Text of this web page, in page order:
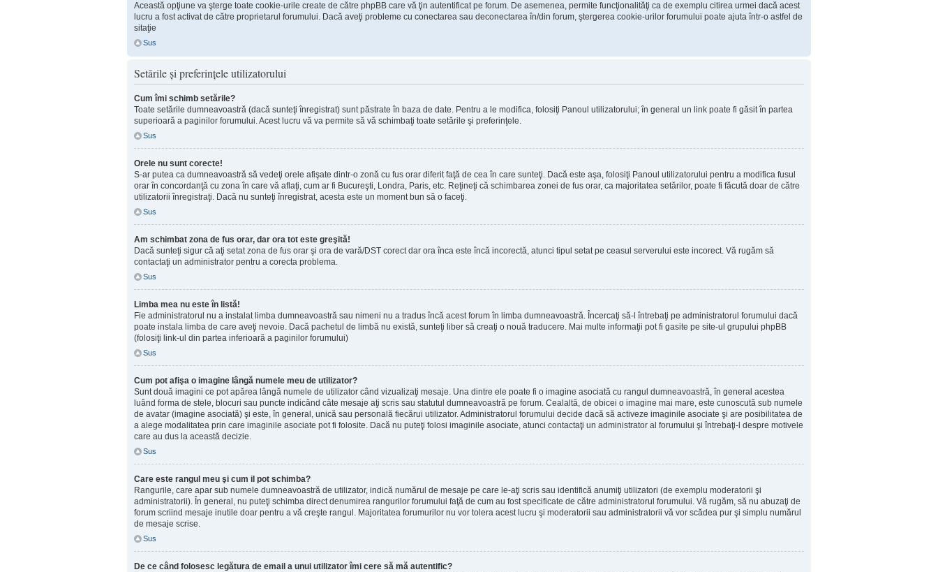
Această opţiune va şterge toate cookie-urile create de către phpBB care vă ţin autentificat pe forum. De asemenea, permite funcţionalităţi ca de exemplu citirea urmei dacă acest
lucru a fost activat de către proprietarul forumului. Dacă aveţi probleme cu conectarea sau deconectarea în/din forum, ştergerea cookie-urilor forumului poate ajuta într-o astfel de
sitaţie
Sus
Setările şi preferinţele utilizatorului
Cum îmi schimb setările?
Toate setările dumneavoastră (dacă sunteţi înregistrat) sunt păstrate în baza de date. Pentru a le modifica, folosiţi Panoul utilizatorului; în general un link poate fi găsit în partea
superioară a paginilor forumului. Acest lucru vă va permite să vă schimbaţi toate setările şi preferinţele.
Sus
Orele nu sunt corecte!
S-ar putea ca dumneavoastră să vedeţi orele afişate dintr-o zonă cu fus orar diferit faţă de cea în care sunteţi. Dacă este aşa, folosiţi Panoul utilizatorului pentru a modifica fusul
orar în concordanţă cu zona în care vă aflaţi, cum ar fi Bucureşti, Londra, Paris, etc. Reţineţi că schimbarea zonei de fus orar, ca majoritatea setărilor, poate fi făcută doar de către
utilizatorii înregistraţi. Dacă nu sunteţi înregistrat, acesta este un moment bun să o faceţi.
Sus
Am schimbat zona de fus orar, dar ora tot este greşită!
Dacă sunteţi sigur că aţi setat zona de fus orar şi ora de vară/DST corect dar ora înca este încă incorectă, atunci tipul setat pe ceasul serverului este incorect. Vă rugăm să
contactaţi un administrator pentru a corecta problema.
Sus
Limba mea nu este în listă!
Fie administratorul nu a instalat limba dumneavoastră sau nimeni nu a tradus încă acest forum în limba dumneavoastră. Încercaţi să-l întrebaţi pe administratorul forumului dacă
poate instala limba de care aveţi nevoie. Dacă pachetul de limbă nu există, sunteţi liber să creaţi o nouă traducere. Mai multe informaţii pot fi gasite pe site-ul grupului phpBB
(folosiţi link-ul din partea inferioară a paginilor forumului)
Sus
Cum pot afişa o imagine lângă numele meu de utilizator?
Sunt două imagini ce pot apărea lângă numele de utilizator când vizualizaţi mesaje. Una dintre ele poate fi o imagine asociată cu rangul dumneavoastră, în general acestea
luând forma de stele, blocuri sau puncte indicând câte mesaje aţi scris sau statutul dumneavoastră pe forum. Cealaltă, de obicei o imagine mai mare, este cunoscută sub numele
de avatar (imagine asociată) şi este, în general, unică sau personală fiecărui utilizator. Administratorul forumului decide dacă să activeze imaginile asociate şi are posibilitatea de
a alege modalitatea prin care imaginile asociate pot fi folosite. Dacă nu puteţi folosi imaginile asociate, atunci contactaţi un administrator al forumului şi întrebaţi-l despre motivele
care au dus la această decizie.
Sus
Care este rangul meu şi cum il pot schimba?
Rangurile, care apar sub numele dumneavoastră de utilizator, indică numărul de mesaje pe care le-aţi scris sau identifică anumiţi utilizatori (de exemplu moderatorii şi
administratorii). În general, nu puteţi schimba direct denumirea rangurilor forumului faţă de cum au fost specificate de către administratorul forumului. Vă rugăm, să nu abuzaţi de
forum scriind mesaje inutile doar pentru a vă creşte rangul. Majoritatea forumurilor nu vor tolera acest lucru şi moderatorii sau administratorii vă vor scădea pur şi simplu numărul
de mesaje scrise.
Sus
De ce când folosesc legătura de email a unui utilizator îmi cere să mă autentific?